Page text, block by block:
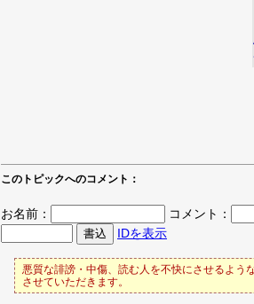
このトピックへのコメント：
お名前：
コメント：
IDを表示
悪質な誹謗・中傷、読む人を不快にさせるよう
させていただきます。